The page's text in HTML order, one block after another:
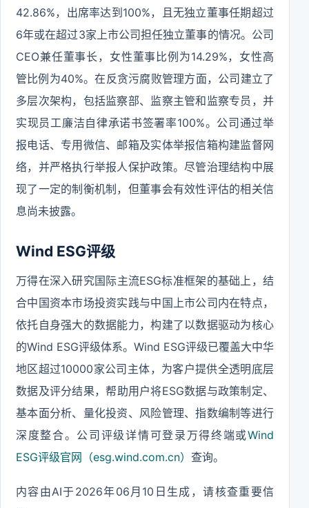
42.86%，出席率达到100%，且无独立董事任期超过
6年或在超过3家上市公司担任独立董事的情况。公司
CEO兼任董事长，女性董事比例为14.29%，女性高
管比例为40%。在反贪污腐败管理方面，公司建立了
多层次架构，包括监察部、监察主管和监察专员，并
实现员工廉洁自律承诺书签署率100%。公司通过举
报电话、专用微信、邮箱及实体举报信箱构建监督网
络，并严格执行举报人保护政策。尽管治理结构中展
现了一定的制衡机制，但董事会有效性评估的相关信
息尚未披露。
Wind ESG评级
万得在深入研究国际主流ESG标准框架的基础上，结
合中国资本市场投资实践与中国上市公司内在特点，
依托自身强大的数据能力，构建了以数据驱动为核心
的Wind ESG评级体系。Wind ESG评级已覆盖大中华
地区超过10000家公司主体，为客户提供全透明底层
数据及评分结果，帮助用户将ESG数据与政策制定、
基本面分析、量化投资、风险管理、指数编制等进行
深度整合。公司评级详情可登录万得终端或Wind
ESG评级官网（esg.wind.com.cn） 查询。
内容由AI于2026年06月10日生成，请核查重要信